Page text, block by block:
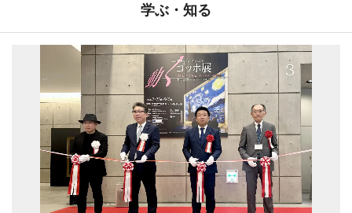
学ぶ・知る